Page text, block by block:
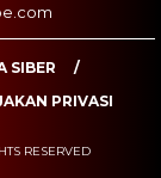
SIBER
PRIVASI
RESERVED